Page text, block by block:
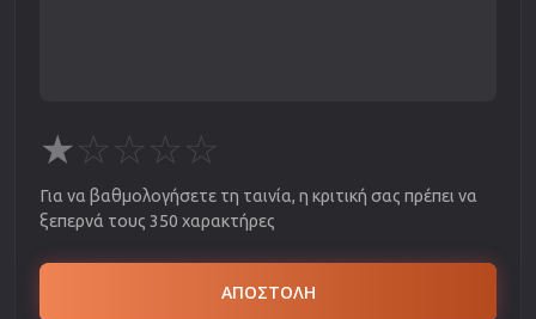
★☆☆☆☆
Για να βαθμολογήσετε τη ταινία, η κριτική σας πρέπει να
ξεπερνά τους 350 χαρακτήρες
ΑΠΟΣΤΟΛΗ